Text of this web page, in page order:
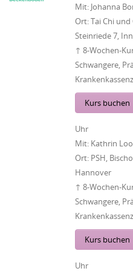
Mit: Johanna
Ort:Tai Chi und
Steinriede 7,
↑ 8-Wochen-
Schwangere,
Kurs buchen
Uhr
Mit: Kathrin
Ort: PSH,
Hannover
↑ 8-Wochen-
Schwangere,
Kurs buchen
Uhr